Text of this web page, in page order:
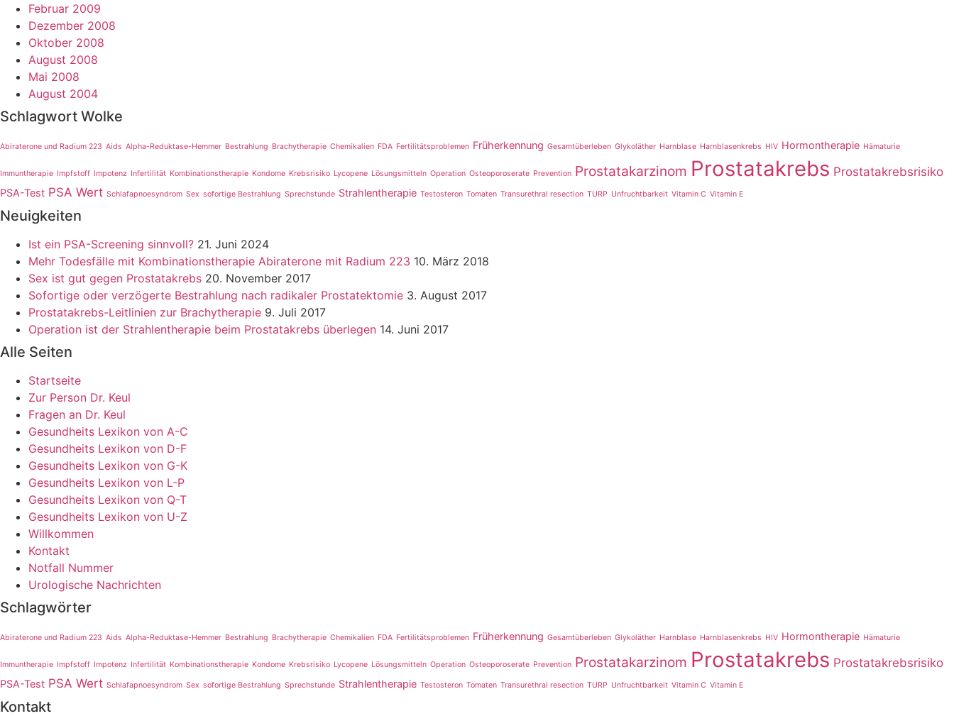
Februar 2009
Dezember 2008
Oktober 2008
August 2008
Mai 2008
August 2004
Schlagwort Wolke
Abiraterone und Radium 223 Aids Alpha-Reduktase-Hemmer Bestrahlung Brachytherapie Chemikalien FDA Fertilitätsproblemen Früherkennung Gesamtüberleben Glykoläther Harnblase Harnblasenkrebs HIV Hormontherapie Hämaturie
Immuntherapie Impfstoff Impotenz Infertilität Kombinationstherapie Kondome Krebsrisiko Lycopene Lösungsmitteln Operation Osteoporoserate Prevention Prostatakarzinom Prostatakrebs Prostatakrebsrisiko
PSA-Test PSA Wert Schlafapnoesyndrom Sex sofortige Bestrahlung Sprechstunde Strahlentherapie Testosteron Tomaten Transurethral resection TURP Unfruchtbarkeit Vitamin C Vitamin E
Neuigkeiten
Ist ein PSA-Screening sinnvoll? 21. Juni 2024
Mehr Todesfälle mit Kombinationstherapie Abiraterone mit Radium 223 10. März 2018
Sex ist gut gegen Prostatakrebs 20. November 2017
Sofortige oder verzögerte Bestrahlung nach radikaler Prostatektomie 3. August 2017
Prostatakrebs-Leitlinien zur Brachytherapie 9. Juli 2017
Operation ist der Strahlentherapie beim Prostatakrebs überlegen 14. Juni 2017
Alle Seiten
Startseite
Zur Person Dr. Keul
Fragen an Dr. Keul
Gesundheits Lexikon von A-C
Gesundheits Lexikon von D-F
Gesundheits Lexikon von G-K
Gesundheits Lexikon von L-P
Gesundheits Lexikon von Q-T
Gesundheits Lexikon von U-Z
Willkommen
Kontakt
Notfall Nummer
Urologische Nachrichten
Schlagwörter
Abiraterone und Radium 223 Aids Alpha-Reduktase-Hemmer Bestrahlung Brachytherapie Chemikalien FDA Fertilitätsproblemen Früherkennung Gesamtüberleben Glykoläther Harnblase Harnblasenkrebs HIV Hormontherapie Hämaturie
Immuntherapie Impfstoff Impotenz Infertilität Kombinationstherapie Kondome Krebsrisiko Lycopene Lösungsmitteln Operation Osteoporoserate Prevention Prostatakarzinom Prostatakrebs Prostatakrebsrisiko
PSA-Test PSA Wert Schlafapnoesyndrom Sex sofortige Bestrahlung Sprechstunde Strahlentherapie Testosteron Tomaten Transurethral resection TURP Unfruchtbarkeit Vitamin C Vitamin E
Kontakt